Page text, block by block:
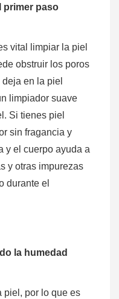
primer paso
vital limpiar la piel
obstruir los poros
en la piel
limpiador suave
Si tienes piel
sin fragancia y
y el cuerpo ayuda a
y otras impurezas
durante el
la humedad
piel, por lo que es